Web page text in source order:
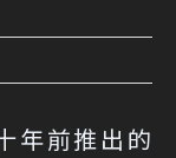
年前推出的